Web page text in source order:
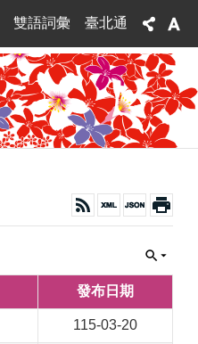
雙語詞彙 臺北通
發布日期
115-03-20